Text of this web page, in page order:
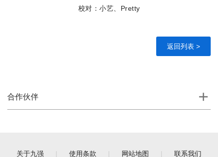
校对：小艺、Pretty
返回列表 >
合作伙伴
关于九强 | 使用条款 | 网站地图 | 联系我们